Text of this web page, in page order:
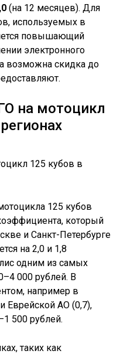
(на 12 месяцев). Для
используемых в
повышающий
электронного
возможна скидка до
на мотоцикл
125 кубов
который
и Санкт-Петербурге
на 2,0 и 1,8
одним из самых
000 рублей. В
например в
Еврейской АО (0,7),
500 рублей.
таких как